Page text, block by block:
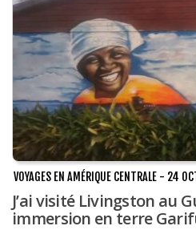
L’auteur
VOYAGES EN AMÉRIQUE CENTRALE - 24
J’ai visité Livingston au
immersion en terre